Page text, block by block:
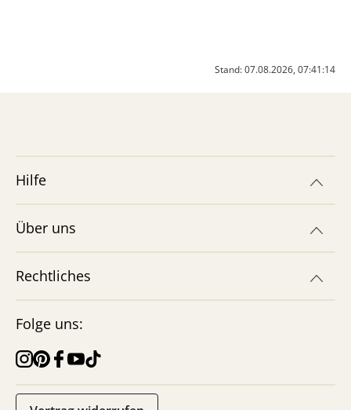
Stand: 07.08.2026, 07:41:14
Hilfe
Über uns
Rechtliches
Folge uns: